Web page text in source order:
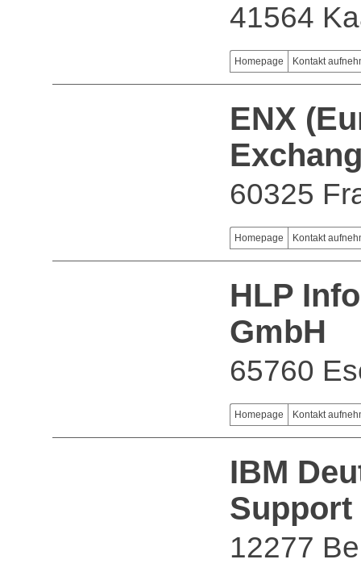
41564
Homepage Kontakt
ENX
60325
Homepage Kontakt
HLP
GmbH
65760
Homepage Kontakt
IBM
Support
12277